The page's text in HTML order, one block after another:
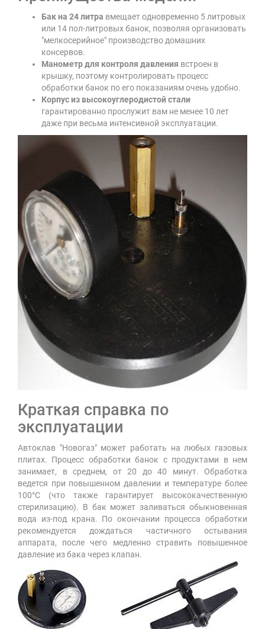
Бак на 24 литра вмещает одновременно 5 литровых
или 14 пол-литровых банок, позволяя организовать
"мелкосерийное" производство домашних
консервов.
Манометр для контроля давления встроен в
крышку, поэтому контролировать процесс
обработки банок по его показаниям очень удобно.
Корпус из высокоуглеродистой стали
гарантированно прослужит вам не менее 10 лет
даже при весьма интенсивной эксплуатации.
Краткая справка по
эксплуатации
Автоклав "Новогаз" может работать на любых газовых
плитах. Процесс обработки банок с продуктами в нем
занимает, в среднем, от 20 до 40 минут. Обработка
ведется при повышенном давлении и температуре более
100°C (что также гарантирует высококачественную
стерилизацию). В бак может заливаться обыкновенная
вода из-под крана. По окончании процесса обработки
рекомендуется дождаться частичного остывания
аппарата, после чего медленно стравить повышенное
давление из бака через клапан.